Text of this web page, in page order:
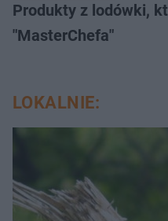
Produkty z lodówki,
"MasterChefa"
LOKALNIE: